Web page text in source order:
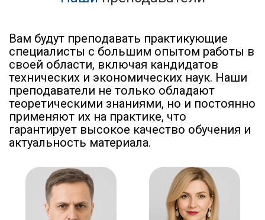
Вам будут преподавать практикующие
специалисты с большим опытом работы в
своей области, включая кандидатов
технических и экономических наук. Наши
преподаватели не только обладают
теоретическими знаниями, но и постоянно
применяют их на практике, что
гарантирует высокое качество обучения и
актуальность материала.